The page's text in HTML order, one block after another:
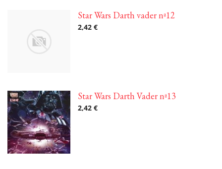
Star Wars Darth vader nª12
2,42 €
Star Wars Darth Vader nª13
2,42 €